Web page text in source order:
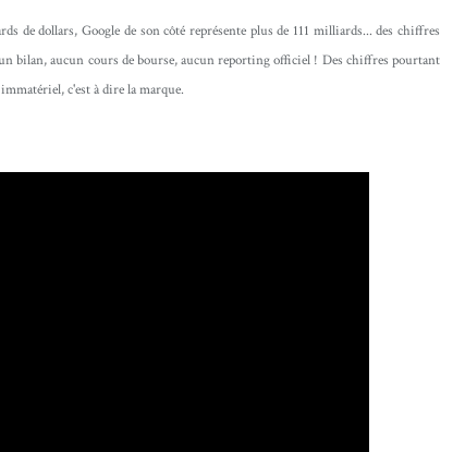
de dollars, Google de son côté représente plus de 111 milliards... des chiffres
bilan, aucun cours de bourse, aucun reporting officiel ! Des chiffres pourtant
c'est à dire la marque.